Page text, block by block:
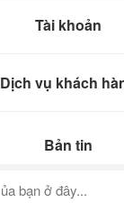
Tài khoản
Dịch vụ khách
Bản tin